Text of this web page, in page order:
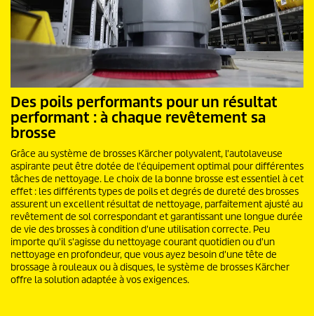
Des poils performants pour un résultat
performant : à chaque revêtement sa
brosse
Grâce au système de brosses Kärcher polyvalent, l'autolaveuse
aspirante peut être dotée de l'équipement optimal pour différentes
tâches de nettoyage. Le choix de la bonne brosse est essentiel à cet
effet : les différents types de poils et degrés de dureté des brosses
assurent un excellent résultat de nettoyage, parfaitement ajusté au
revêtement de sol correspondant et garantissant une longue durée
de vie des brosses à condition d'une utilisation correcte. Peu
importe qu'il s'agisse du nettoyage courant quotidien ou d'un
nettoyage en profondeur, que vous ayez besoin d'une tête de
brossage à rouleaux ou à disques, le système de brosses Kärcher
offre la solution adaptée à vos exigences.